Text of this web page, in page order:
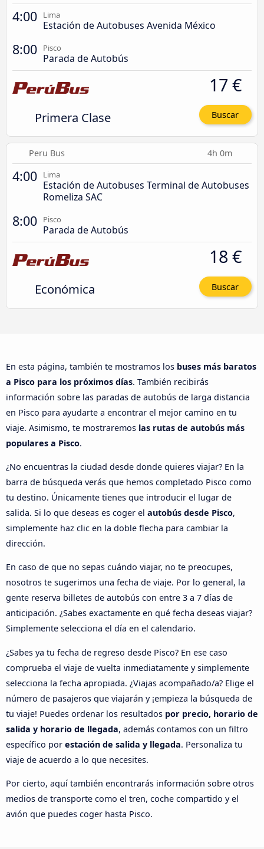
4:00 Lima
Estación de Autobuses Avenida México
8:00 Pisco
Parada de Autobús
Primera Clase
17 €
Buscar
Peru Bus 4h 0m
4:00 Lima
Estación de Autobuses Terminal de Autobuses
Romeliza SAC
8:00 Pisco
Parada de Autobús
Económica
18 €
Buscar
En esta página, también te mostramos los buses más baratos
a Pisco para los próximos días. También recibirás
información sobre las paradas de autobús de larga distancia
en Pisco para ayudarte a encontrar el mejor camino en tu
viaje. Asimismo, te mostraremos las rutas de autobús más
populares a Pisco.
¿No encuentras la ciudad desde donde quieres viajar? En la
barra de búsqueda verás que hemos completado Pisco como
tu destino. Únicamente tienes que introducir el lugar de
salida. Si lo que deseas es coger el autobús desde Pisco,
simplemente haz clic en la doble flecha para cambiar la
dirección.
En caso de que no sepas cuándo viajar, no te preocupes,
nosotros te sugerimos una fecha de viaje. Por lo general, la
gente reserva billetes de autobús con entre 3 a 7 días de
anticipación. ¿Sabes exactamente en qué fecha deseas viajar?
Simplemente selecciona el día en el calendario.
¿Sabes ya tu fecha de regreso desde Pisco? En ese caso
comprueba el viaje de vuelta inmediatamente y simplemente
selecciona la fecha apropiada. ¿Viajas acompañado/a? Elige el
número de pasajeros que viajarán y ¡empieza la búsqueda de
tu viaje! Puedes ordenar los resultados por precio, horario de
salida y horario de llegada, además contamos con un filtro
específico por estación de salida y llegada. Personaliza tu
viaje de acuerdo a lo que necesites.
Por cierto, aquí también encontrarás información sobre otros
medios de transporte como el tren, coche compartido y el
avión que puedes coger hasta Pisco.